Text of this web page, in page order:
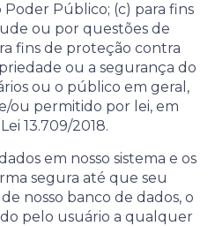
Público; (c) para fins
ou por questões de
fins de proteção contra
ou a segurança do
ou o público em geral,
ou permitido por lei, em
13.709/2018.
em nosso sistema e os
segura até que seu
nosso banco de dados, o
pelo usuário a qualquer